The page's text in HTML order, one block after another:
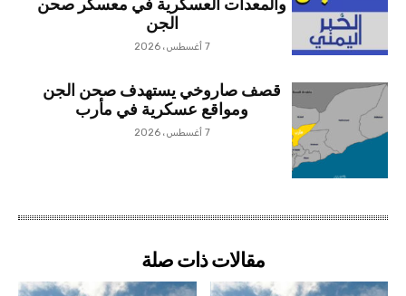
والمعدات العسكرية في معسكر صحن
الجن
7 أغسطس، 2026
قصف صاروخي يستهدف صحن الجن
ومواقع عسكرية في مأرب
7 أغسطس، 2026
مقالات ذات صلة